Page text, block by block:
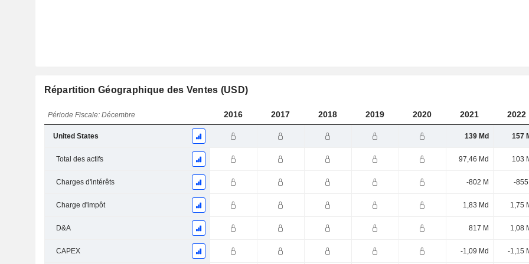
Répartition Géographique des Ventes (USD)
Période Fiscale: Décembre 2016 2017 2018 2019 2020 2021 2022
United States 139 Md 157
Total des actifs 97,46 Md 103
Charges d'intérêts -802 M -855
Charge d'impôt 1,83 Md 1,75
D&A 817 M 1,08
CAPEX -1,09 Md -1,15